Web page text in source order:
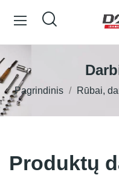
Pagrindinis Rūbai,
Produktų